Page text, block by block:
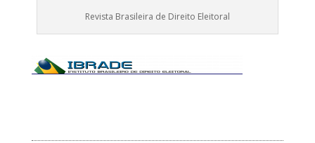
Revista Brasileira de Direito Eleitoral